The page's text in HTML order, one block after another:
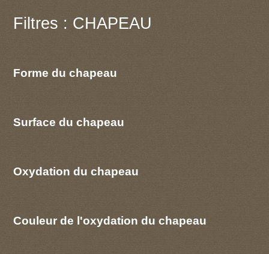
Filtres : CHAPEAU
Forme du chapeau
Surface du chapeau
Oxydation du chapeau
Couleur de l'oxydation du chapeau